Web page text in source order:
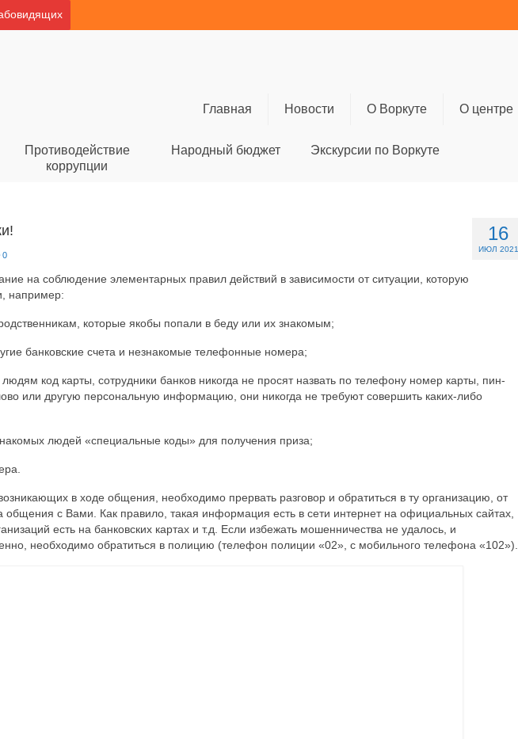
Главная Новости О Воркуте О центре
Противодействие
коррупции
Народный бюджет Экскурсии по Воркуте
16
ИЮЛ 2021
0
на соблюдение элементарных правил действий в зависимости от ситуации, которую
например:
которые якобы попали в беду или их знакомым;
банковские счета и незнакомые телефонные номера;
код карты, сотрудники банков никогда не просят назвать по телефону номер карты, пин-
или другую персональную информацию, они никогда не требуют совершить каких-либо
людей «специальные коды» для получения приза;
в ходе общения, необходимо прервать разговор и обратиться в ту организацию, от
общения с Вами. Как правило, такая информация есть в сети интернет на официальных сайтах,
есть на банковских картах и т.д. Если избежать мошенничества не удалось, и
необходимо обратиться в полицию (телефон полиции «02», с мобильного телефона «102»).